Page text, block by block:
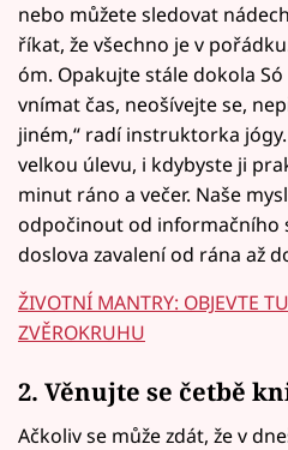
nebo můžete sledovat
říkat, že všechno je v
óm. Opakujte stále dokola
vnímat čas, neošívejte se,
jiném,“ radí instruktorka
velkou úlevu, i kdybyste ji
minut ráno a večer. Naše
odpočinout od informačního
doslova zavalení od rána až
ŽIVOTNÍ MANTRY: OBJEVTE
ZVĚROKRUHU
2. Věnujte se četbě
Ačkoliv se může zdát, že v